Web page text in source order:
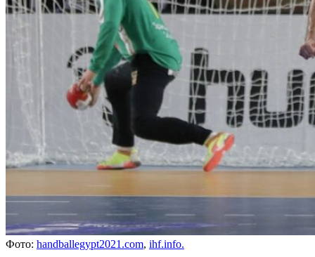
Фото: handballegypt2021.com, ihf.info.